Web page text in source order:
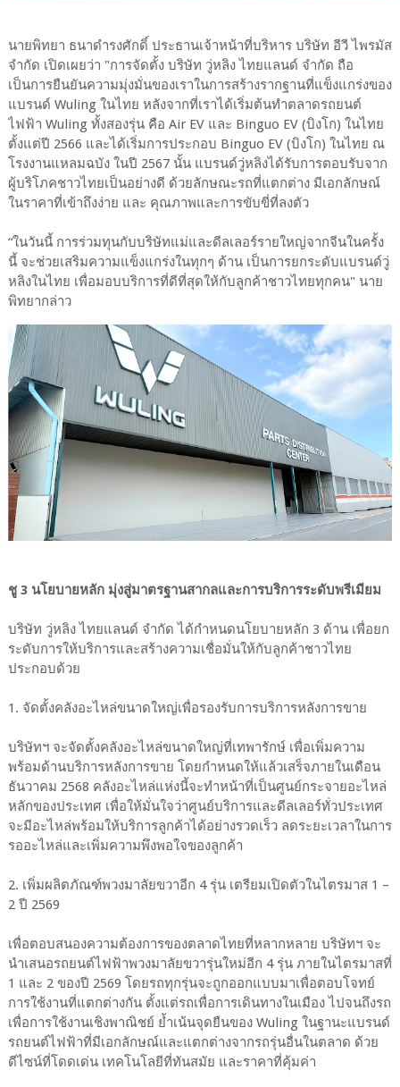
นายพิทยา ธนาดำรงศักดิ์ ประธานเจ้าหน้าที่บริหาร บริษัท อีวี ไพรมัส
จำกัด เปิดเผยว่า "การจัดตั้ง บริษัท วู่หลิง ไทยแลนด์ จำกัด ถือ
เป็นการยืนยันความมุ่งมั่นของเราในการสร้างรากฐานที่แข็งแกร่งของ
แบรนด์ Wuling ในไทย หลังจากที่เราได้เริ่มต้นทำตลาดรถยนต์
ไฟฟ้า Wuling ทั้งสองรุ่น คือ Air EV และ Binguo EV (บิงโก) ในไทย
ตั้งแต่ปี 2566 และได้เริ่มการประกอบ Binguo EV (บิงโก) ในไทย ณ
โรงงานแหลมฉบัง ในปี 2567 นั้น แบรนด์วู่หลิงได้รับการตอบรับจาก
ผู้บริโภคชาวไทยเป็นอย่างดี ด้วยลักษณะรถที่แตกต่าง มีเอกลักษณ์
ในราคาที่เข้าถึงง่าย และ คุณภาพและการขับขี่ที่ลงตัว
“ในวันนี้ การร่วมทุนกับบริษัทแม่และดีลเลอร์รายใหญ่จากจีนในครั้ง
นี้ จะช่วยเสริมความแข็งแกร่งในทุกๆ ด้าน เป็นการยกระดับแบรนด์วู่
หลิงในไทย เพื่อมอบบริการที่ดีที่สุดให้กับลูกค้าชาวไทยทุกคน" นาย
พิทยากล่าว
ชู 3 นโยบายหลัก มุ่งสู่มาตรฐานสากลและการบริการระดับพรีเมียม
บริษัท วู่หลิง ไทยแลนด์ จำกัด ได้กำหนดนโยบายหลัก 3 ด้าน เพื่อยก
ระดับการให้บริการและสร้างความเชื่อมั่นให้กับลูกค้าชาวไทย
ประกอบด้วย
1. จัดตั้งคลังอะไหล่ขนาดใหญ่เพื่อรองรับการบริการหลังการขาย
บริษัทฯ จะจัดตั้งคลังอะไหล่ขนาดใหญ่ที่เทพารักษ์ เพื่อเพิ่มความ
พร้อมด้านบริการหลังการขาย โดยกำหนดให้แล้วเสร็จภายในเดือน
ธันวาคม 2568 คลังอะไหล่แห่งนี้จะทำหน้าที่เป็นศูนย์กระจายอะไหล่
หลักของประเทศ เพื่อให้มั่นใจว่าศูนย์บริการและดีลเลอร์ทั่วประเทศ
จะมีอะไหล่พร้อมให้บริการลูกค้าได้อย่างรวดเร็ว ลดระยะเวลาในการ
รออะไหล่และเพิ่มความพึงพอใจของลูกค้า
2. เพิ่มผลิตภัณฑ์พวงมาลัยขวาอีก 4 รุ่น เตรียมเปิดตัวในไตรมาส 1 –
2 ปี 2569
เพื่อตอบสนองความต้องการของตลาดไทยที่หลากหลาย บริษัทฯ จะ
นำเสนอรถยนต์ไฟฟ้าพวงมาลัยขวารุ่นใหม่อีก 4 รุ่น ภายในไตรมาสที่
1 และ 2 ของปี 2569 โดยรถทุกรุ่นจะถูกออกแบบมาเพื่อตอบโจทย์
การใช้งานที่แตกต่างกัน ตั้งแต่รถเพื่อการเดินทางในเมือง ไปจนถึงรถ
เพื่อการใช้งานเชิงพาณิชย์ ย้ำเน้นจุดยืนของ Wuling ในฐานะแบรนด์
รถยนต์ไฟฟ้าที่มีเอกลักษณ์และแตกต่างจากรถรุ่นอื่นในตลาด ด้วย
ดีไซน์ที่โดดเด่น เทคโนโลยีที่ทันสมัย และราคาที่คุ้มค่า